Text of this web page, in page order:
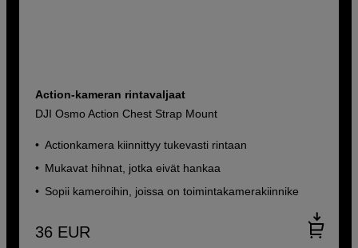
Action-kameran rintavaljaat
DJI Osmo Action Chest Strap Mount
Actionkamera kiinnittyy tukevasti rintaan
Mukavat hihnat, jotka eivät hankaa
Sopii kameroihin, joissa on toimintakamerakiinnike
36 EUR